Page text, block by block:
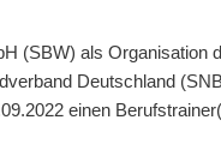
(SBW) als Organisation
Deutschland
einen